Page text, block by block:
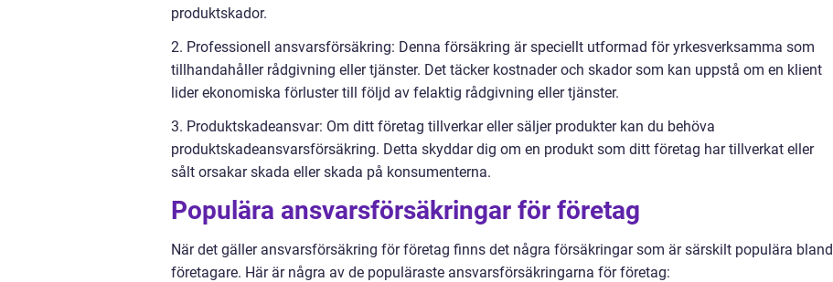
produktskador.
2. Professionell ansvarsförsäkring: Denna försäkring är speciellt utformad för yrkesverksamma som
tillhandahåller rådgivning eller tjänster. Det täcker kostnader och skador som kan uppstå om en klient
lider ekonomiska förluster till följd av felaktig rådgivning eller tjänster.
3. Produktskadeansvar: Om ditt företag tillverkar eller säljer produkter kan du behöva
produktskadeansvarsförsäkring. Detta skyddar dig om en produkt som ditt företag har tillverkat eller
sålt orsakar skada eller skada på konsumenterna.
Populära ansvarsförsäkringar för företag
När det gäller ansvarsförsäkring för företag finns det några försäkringar som är särskilt populära bland
företagare. Här är några av de populäraste ansvarsförsäkringarna för företag: